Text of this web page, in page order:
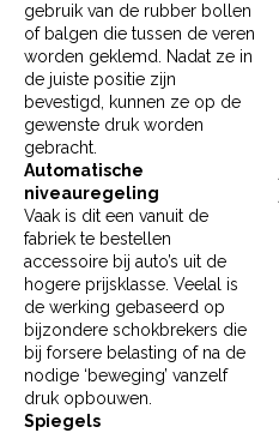
gebruik van de rubber bollen
of balgen die tussen de veren
worden geklemd. Nadat ze in
de juiste positie zijn
bevestigd, kunnen ze op de
gewenste druk worden
gebracht.
Automatische
niveauregeling
Vaak is dit een vanuit de
fabriek te bestellen
accessoire bij auto’s uit de
hogere prijsklasse. Veelal is
de werking gebaseerd op
bijzondere schokbrekers die
bij forsere be­las­ting of na de
nodige ‘beweging’ vanzelf
druk opbouwen.
Spiegels